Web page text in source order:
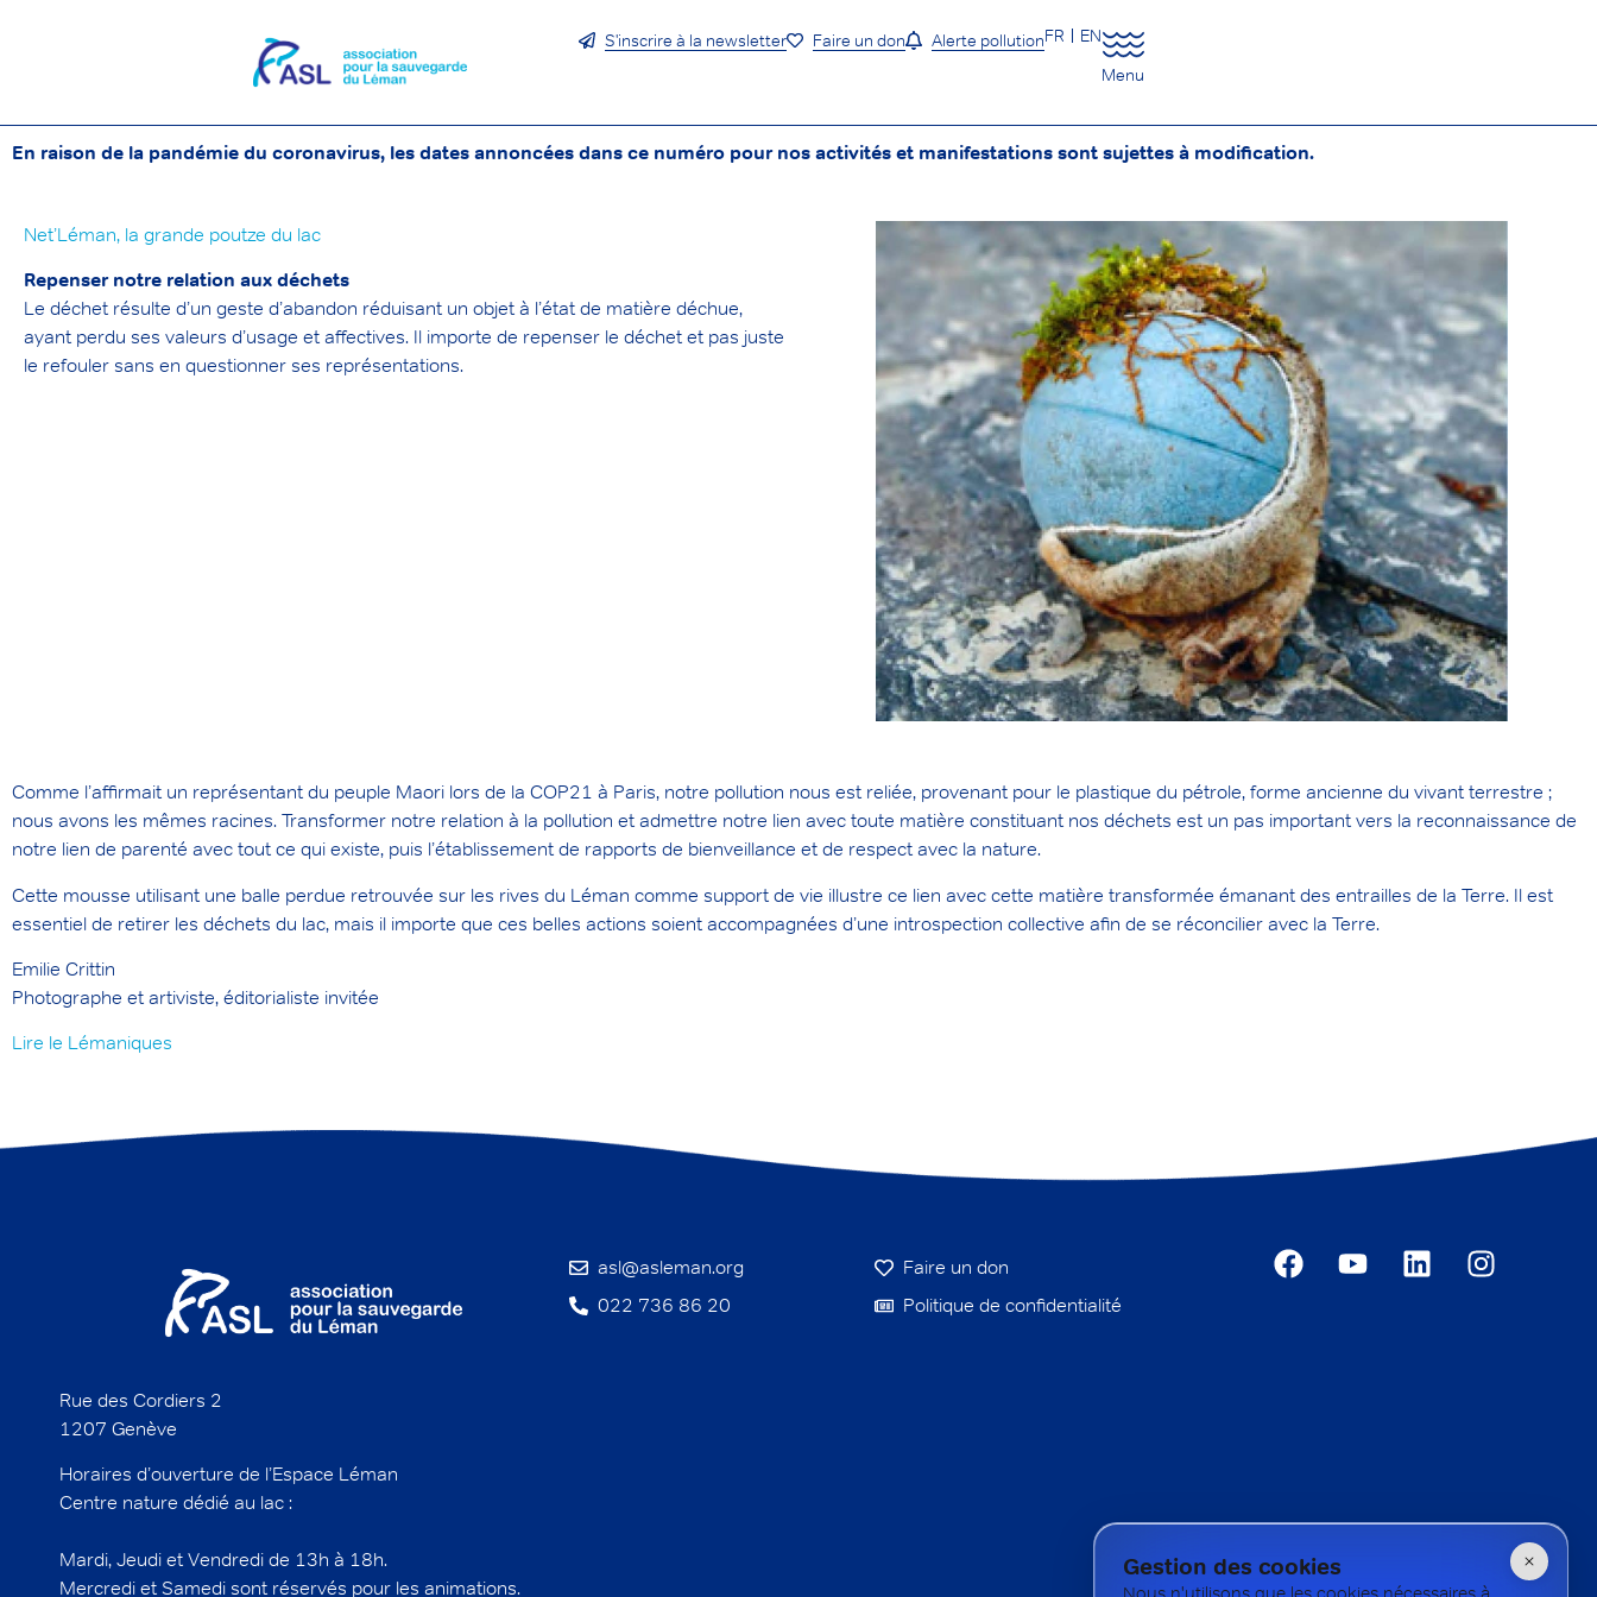
S'inscrire à la newsletter Faire un don Alerte pollutionFR
EN
Menu
En raison de la pandémie du coronavirus, les dates annoncées dans ce numéro pour nos activités et manifestations sont sujettes à modification.
Net’Léman, la grande poutze du lac
Repenser notre relation aux déchets
Le déchet résulte d’un geste d’abandon réduisant un objet à l’état de matière déchue,
ayant perdu ses valeurs d’usage et affectives. Il importe de repenser le déchet et pas juste
le refouler sans en questionner ses représentations.
Comme l’affirmait un représentant du peuple Maori lors de la COP21 à Paris, notre pollution nous est reliée, provenant pour le plastique du pétrole, forme ancienne du vivant terrestre ;
nous avons les mêmes racines. Transformer notre relation à la pollution et admettre notre lien avec toute matière constituant nos déchets est un pas important vers la reconnaissance de
notre lien de parenté avec tout ce qui existe, puis l’établissement de rapports de bienveillance et de respect avec la nature.
Cette mousse utilisant une balle perdue retrouvée sur les rives du Léman comme support de vie illustre ce lien avec cette matière transformée émanant des entrailles de la Terre. Il est
essentiel de retirer les déchets du lac, mais il importe que ces belles actions soient accompagnées d’une introspection collective afin de se réconcilier avec la Terre.
Emilie Crittin
Photographe et artiviste, éditorialiste invitée
Lire le Lémaniques
Rue des Cordiers 2
1207 Genève
Horaires d’ouverture de l’Espace Léman
Centre nature dédié au lac :
Mardi, Jeudi et Vendredi de 13h à 18h.
Mercredi et Samedi sont réservés pour les animations.
asl@asleman.org
022 736 86 20
Faire un don
Politique de confidentialité
Gestion des cookies